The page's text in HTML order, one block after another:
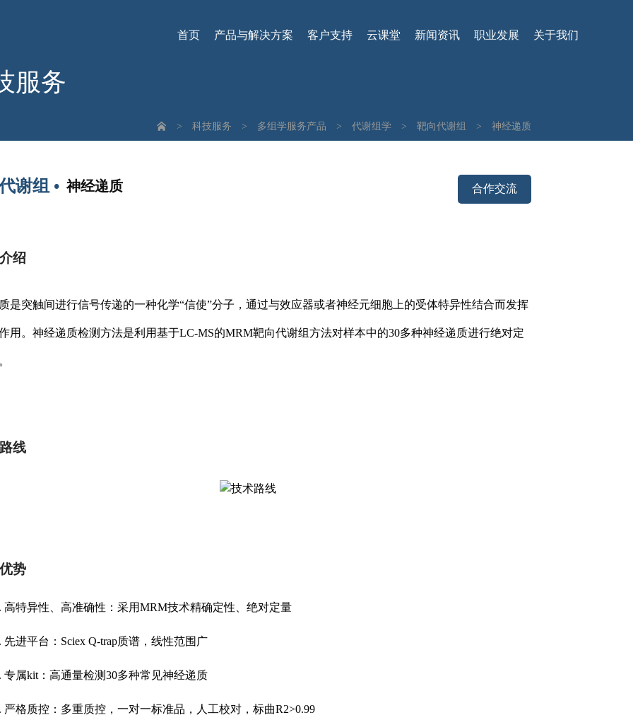
首页 产品与解决方案 客户支持 云课堂 新闻资讯 职业发展 关于我们
服务
> 科技服务 > 多组学服务产品 > 代谢组学 > 靶向代谢组 > 神经递质
合作交流
谢组 • 神经递质
绍
是突触间进行信号传递的一种化学“信使”分子，通过与效应器或者神经元细胞上的受体特异性结合而发挥
用。神经递质检测方法是利用基于LC-MS的MRM靶向代谢组方法对样本中的30多种神经递质进行绝对定
线
势
高特异性、高准确性：采用MRM技术精确定性、绝对定量
先进平台：Sciex Q-trap质谱，线性范围广
专属kit：高通量检测30多种常见神经递质
严格质控：多重质控，一对一标准品，人工校对，标曲R2>0.99